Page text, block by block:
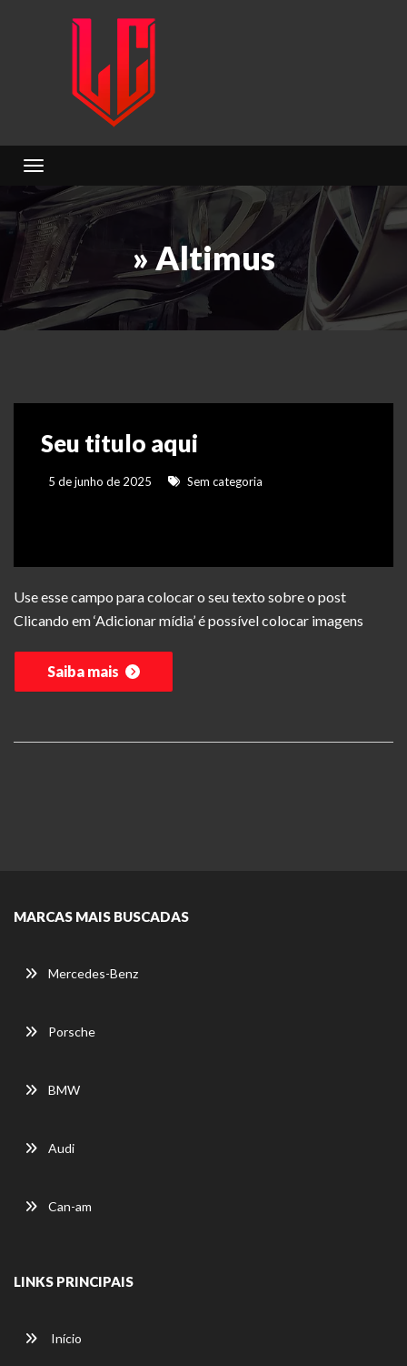
Toggle navigation
» Altimus
Seu titulo aqui
5 de junho de 2025 Sem categoria
Use esse campo para colocar o seu texto sobre o post
Clicando em ‘Adicionar mídia’ é possível colocar imagens
Saiba mais
MARCAS MAIS BUSCADAS
Mercedes-Benz
Porsche
BMW
Audi
Can-am
LINKS PRINCIPAIS
Início